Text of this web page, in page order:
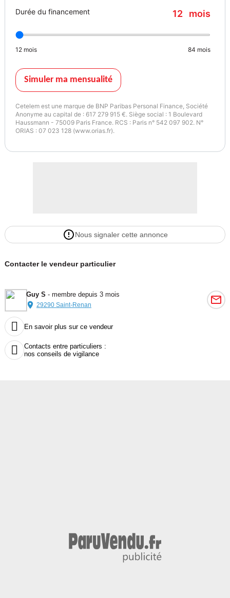
Durée du financement 12 mois
12 mois 84 mois
Simuler ma mensualité
Cetelem est une marque de BNP Paribas Personal Finance, Société
Anonyme au capital de : 617 279 915 €. Siège social : 1 Boulevard
Haussmann - 75009 Paris France. RCS : Paris n° 542 097 902. N°
ORIAS : 07 023 128 (www.orias.fr).
Nous signaler cette annonce
Contacter le vendeur particulier
Guy S - membre depuis 3 mois
29290 Saint-Renan
 En savoir plus sur ce vendeur

Contacts entre particuliers :
nos conseils de vigilance